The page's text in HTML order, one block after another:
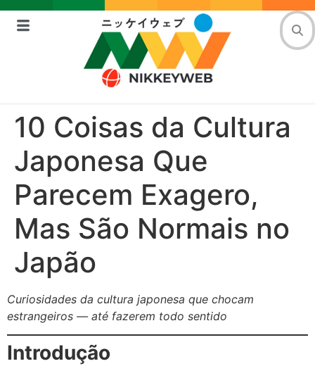
10 Coisas da Cultura
Japonesa Que
Parecem Exagero,
Mas São Normais no
Japão
Curiosidades da cultura japonesa que chocam
estrangeiros — até fazerem todo sentido
Introdução